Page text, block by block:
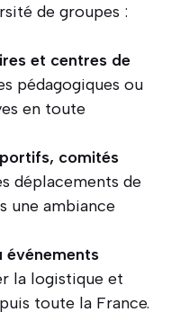
de groupes :
et centres de
pédagogiques ou
en toute
comités
déplacements de
une ambiance
événements
la logistique et
toute la France.